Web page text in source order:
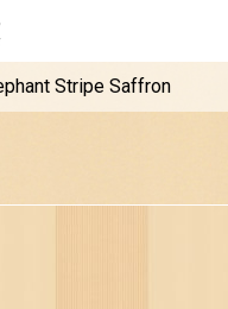
Stripe Saffron